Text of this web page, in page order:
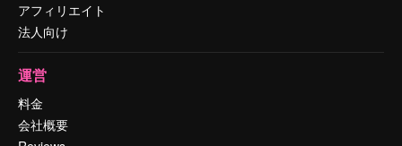
アフィリエイト
法人向け
運営
料金
会社概要